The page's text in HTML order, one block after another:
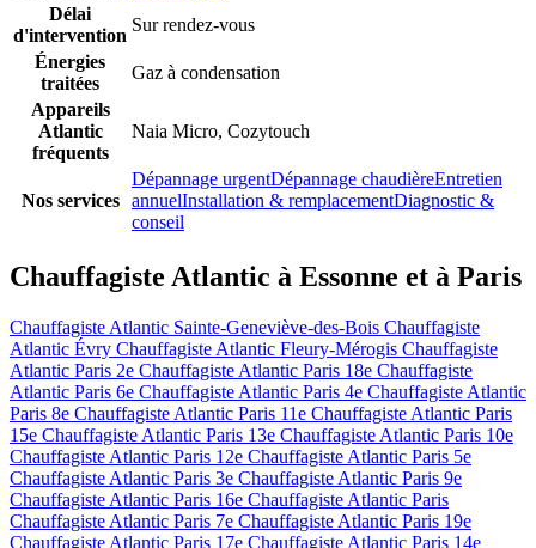
Délai
d'intervention
Sur rendez-vous
Énergies
traitées
Gaz à condensation
Appareils
Atlantic
fréquents
Naia Micro, Cozytouch
Nos services
Dépannage urgentDépannage chaudièreEntretien
annuelInstallation & remplacementDiagnostic &
conseil
Chauffagiste Atlantic à Essonne et à Paris
Chauffagiste Atlantic Sainte-Geneviève-des-Bois Chauffagiste
Atlantic Évry Chauffagiste Atlantic Fleury-Mérogis Chauffagiste
Atlantic Paris 2e Chauffagiste Atlantic Paris 18e Chauffagiste
Atlantic Paris 6e Chauffagiste Atlantic Paris 4e Chauffagiste Atlantic
Paris 8e Chauffagiste Atlantic Paris 11e Chauffagiste Atlantic Paris
15e Chauffagiste Atlantic Paris 13e Chauffagiste Atlantic Paris 10e
Chauffagiste Atlantic Paris 12e Chauffagiste Atlantic Paris 5e
Chauffagiste Atlantic Paris 3e Chauffagiste Atlantic Paris 9e
Chauffagiste Atlantic Paris 16e Chauffagiste Atlantic Paris
Chauffagiste Atlantic Paris 7e Chauffagiste Atlantic Paris 19e
Chauffagiste Atlantic Paris 17e Chauffagiste Atlantic Paris 14e